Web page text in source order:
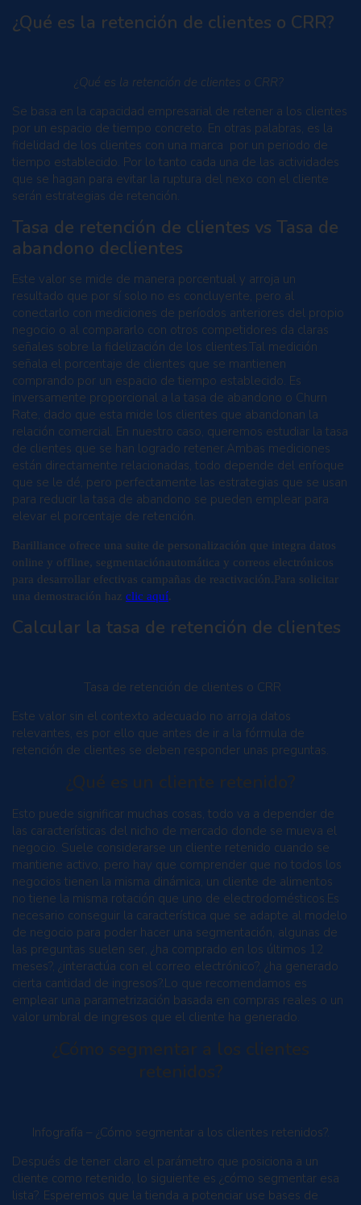
¿Qué es la retención de clientes o CRR?
¿Qué es la retención de clientes o CRR?
Se basa en la capacidad empresarial de retener a los clientes
por un espacio de tiempo concreto. En otras palabras, es la
fidelidad de los clientes con una marca por un periodo de
tiempo establecido. Por lo tanto cada una de las actividades
que se hagan para evitar la ruptura del nexo con el cliente
serán estrategias de retención.
Tasa de retención de clientes vs Tasa de
abandono declientes
Este valor se mide de manera porcentual y arroja un
resultado que por sí solo no es concluyente, pero al
conectarlo con mediciones de períodos anteriores del propio
negocio o al compararlo con otros competidores da claras
señales sobre la fidelización de los clientes.Tal medición
señala el porcentaje de clientes que se mantienen
comprando por un espacio de tiempo establecido. Es
inversamente proporcional a la tasa de abandono o Churn
Rate, dado que esta mide los clientes que abandonan la
relación comercial. En nuestro caso, queremos estudiar la tasa
de clientes que se han logrado retener.Ambas mediciones
están directamente relacionadas, todo depende del enfoque
que se le dé, pero perfectamente las estrategias que se usan
para reducir la tasa de abandono se pueden emplear para
elevar el porcentaje de retención.
Barilliance ofrece una suite de personalización que integra datos
online y offline, segmentaciónautomática y correos electrónicos
para desarrollar efectivas campañas de reactivación.Para solicitar
una demostración haz clic aquí.
Calcular la tasa de retención de clientes
Tasa de retención de clientes o CRR
Este valor sin el contexto adecuado no arroja datos
relevantes, es por ello que antes de ir a la fórmula de
retención de clientes se deben responder unas preguntas.
¿Qué es un cliente retenido?
Esto puede significar muchas cosas, todo va a depender de
las características del nicho de mercado donde se mueva el
negocio. Suele considerarse un cliente retenido cuando se
mantiene activo, pero hay que comprender que no todos los
negocios tienen la misma dinámica, un cliente de alimentos
no tiene la misma rotación que uno de electrodomésticos.Es
necesario conseguir la característica que se adapte al modelo
de negocio para poder hacer una segmentación, algunas de
las preguntas suelen ser, ¿ha comprado en los últimos 12
meses?, ¿interactúa con el correo electrónico?, ¿ha generado
cierta cantidad de ingresos?.Lo que recomendamos es
emplear una parametrización basada en compras reales o un
valor umbral de ingresos que el cliente ha generado.
¿Cómo segmentar a los clientes
retenidos?
Infografía – ¿Cómo segmentar a los clientes retenidos?.
Después de tener claro el parámetro que posiciona a un
cliente como retenido, lo siguiente es ¿cómo segmentar esa
lista?. Esperemos que la tienda a potenciar use bases de